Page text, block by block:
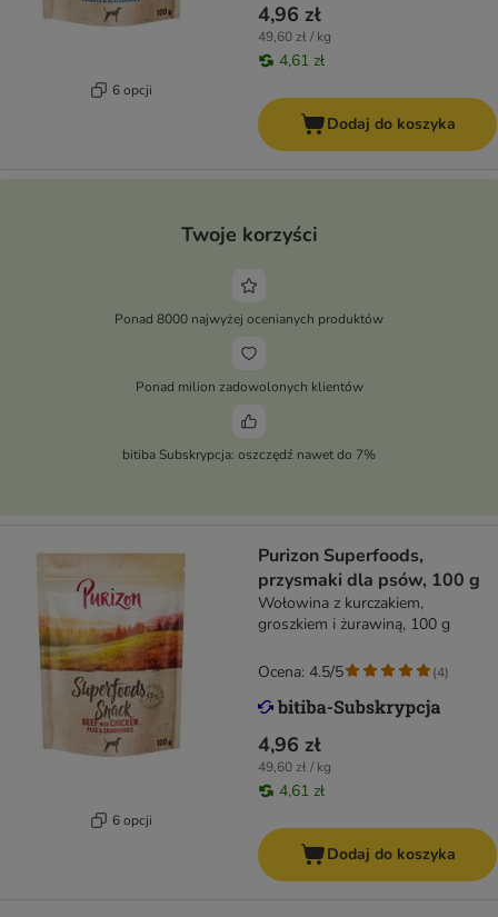
6 opcji
4,96 zł
49,60 zł / kg
4,61 zł
Dodaj do koszyka
Twoje korzyści
Ponad 8000 najwyżej ocenianych produktów
Ponad milion zadowolonych klientów
bitiba Subskrypcja: oszczędź nawet do 7%
6 opcji
Purizon Superfoods,
przysmaki dla psów, 100 g
Wołowina z kurczakiem,
groszkiem i żurawiną, 100 g
4,96 zł
49,60 zł / kg
4,61 zł
Ocena: 4.5/5 (4)
Dodaj do koszyka